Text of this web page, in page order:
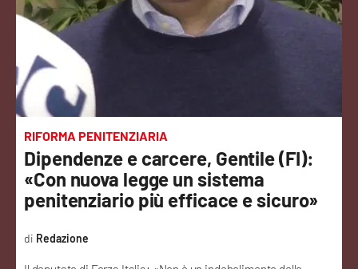
Sanità
Sport
Cultura
Podcast
Meteo
RIFORMA PENITENZIARIA
Dipendenze e carcere, Gentile (FI):
«Con nuova legge un sistema
penitenziario più efficace e sicuro»
Redazione